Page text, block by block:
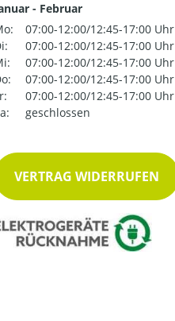
- Februar
07:00-12:00/12:45-17:00 Uhr
07:00-12:00/12:45-17:00 Uhr
07:00-12:00/12:45-17:00 Uhr
07:00-12:00/12:45-17:00 Uhr
07:00-12:00/12:45-17:00 Uhr
geschlossen
VERTRAG WIDERRUFEN